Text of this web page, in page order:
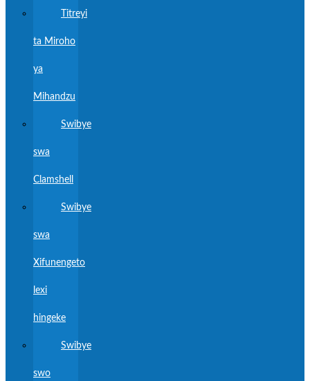
Titreyi
ta Miroho
ya
Mihandzu
Swibye
swa
Clamshell
Swibye
swa
Xifunengeto
lexi
hingeke
Swibye
swo